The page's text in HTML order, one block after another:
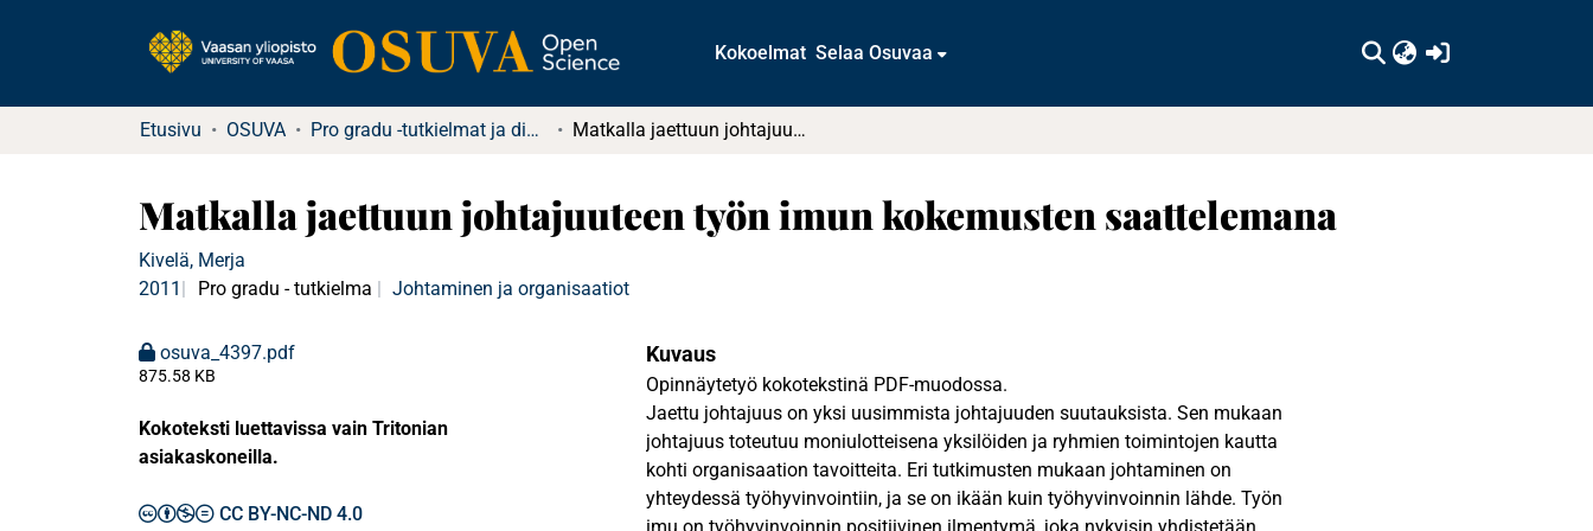
Kokoelmat Selaa Osuvaa
Etusivu OSUVA Pro gradu -tutkielmat ja diplomityöt (rajattu saatavuus) Matkalla jaettuun johtajuuteen työn imun kokemusten saattelemana
Matkalla jaettuun johtajuuteen työn imun kokemusten saattelemana
Kivelä, Merja
2011
Pro gradu - tutkielma Johtaminen ja organisaatiot
osuva_4397.pdf
875.58 KB
Kokoteksti luettavissa vain Tritonian
asiakaskoneilla.
CC BY-NC-ND 4.0
Kuvaus
Opinnäytetyö kokotekstinä PDF-muodossa.
Jaettu johtajuus on yksi uusimmista johtajuuden suutauksista. Sen mukaan
johtajuus toteutuu moniulotteisena yksilöiden ja ryhmien toimintojen kautta
kohti organisaation tavoitteita. Eri tutkimusten mukaan johtaminen on
yhteydessä työhyvinvointiin, ja se on ikään kuin työhyvinvoinnin lähde. Työn